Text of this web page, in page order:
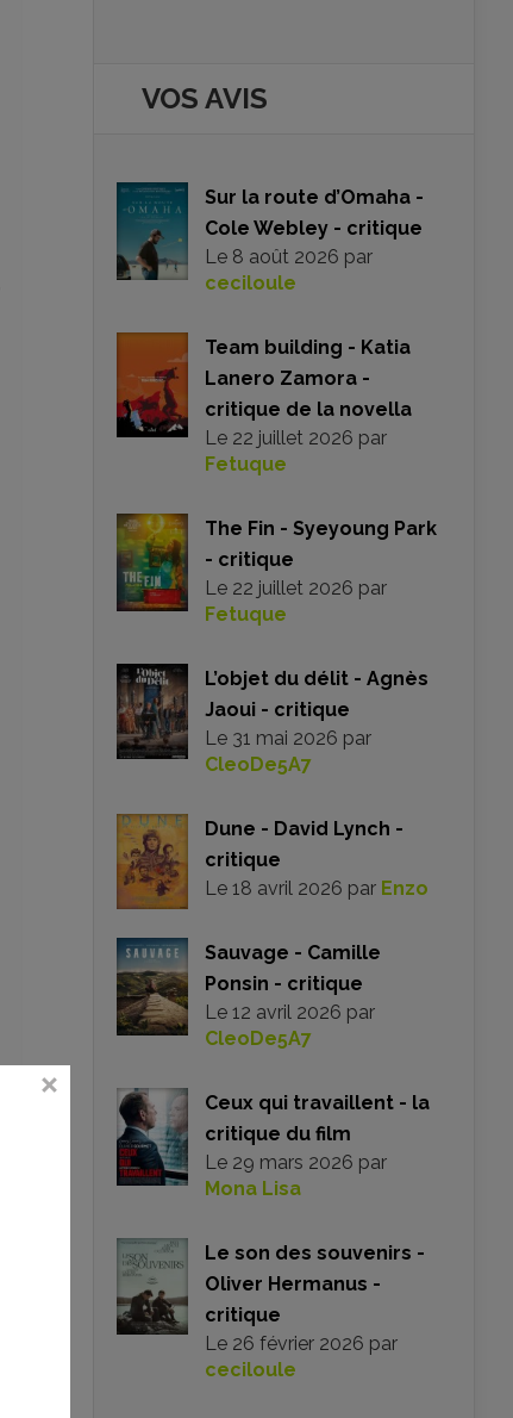
VOS AVIS
Sur la route d’Omaha -
Cole Webley - critique
Le 8 août 2026 par
ceciloule
Team building - Katia
Lanero Zamora -
critique de la novella
Le 22 juillet 2026 par
Fetuque
The Fin - Syeyoung Park
- critique
Le 22 juillet 2026 par
Fetuque
L’objet du délit - Agnès
Jaoui - critique
Le 31 mai 2026 par
CleoDe5A7
Dune - David Lynch -
critique
Le 18 avril 2026 par Enzo
Sauvage - Camille
Ponsin - critique
Le 12 avril 2026 par
CleoDe5A7
Ceux qui travaillent - la
critique du film
Le 29 mars 2026 par
Mona Lisa
Le son des souvenirs -
Oliver Hermanus -
critique
Le 26 février 2026 par
ceciloule